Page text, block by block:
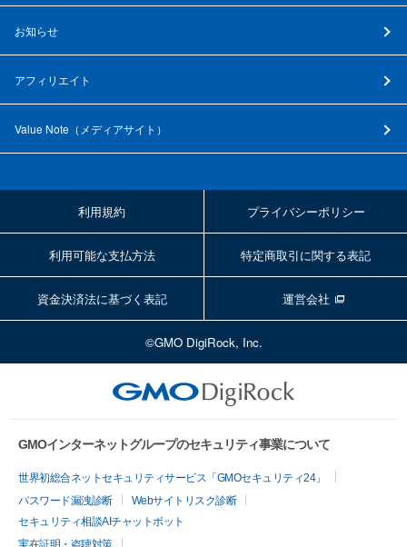
お知らせ
アフィリエイト
Value Note（ メディアサイト ）
利用規約 プライバシーポリシー
利用可能な支払方法 特定商取引に関する表記
資金決済法に基づく表記 運営会社
©GMO DigiRock, Inc.
GMOインターネットグループのセキュリティ事業について
世界初総合ネットセキュリティサービス「GMOセキュリティ24」
パスワード漏洩診断
Webサイトリスク診断
セキュリティ相談AIチャットボット
実在証明・盗聴対策